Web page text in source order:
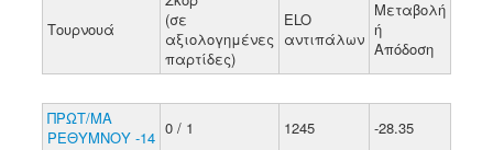
Τουρνουά
(σε
αξιολογημένες
παρτίδες)
ELO
αντιπάλων
Μεταβολή
ή
Απόδοση
ΠΡΩΤ/ΜΑ
ΡΕΘΥΜΝΟΥ -14 0 / 1 1245 -28.35